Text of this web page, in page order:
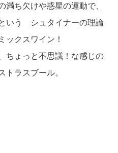
欠けや惑星の運動で、
いう シュタイナーの理論
ックスワイン！
ちょっと不思議！な感じの
トラスブール。